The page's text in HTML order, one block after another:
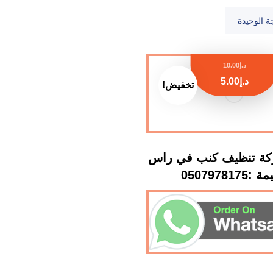
الوحيدة
تخفيض!
تنظيف كنب في راس
د.إ10.00
د.إ 5.00